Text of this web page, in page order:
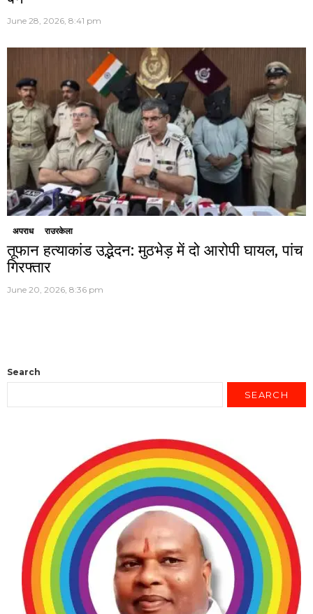
June 28, 2026, 8:41 pm
अपराध राउरकेला
तूफान हत्याकांड उद्भेदन: मुठभेड़ में दो आरोपी घायल, पांच
गिरफ्तार
June 20, 2026, 8:36 pm
Search
SEARCH